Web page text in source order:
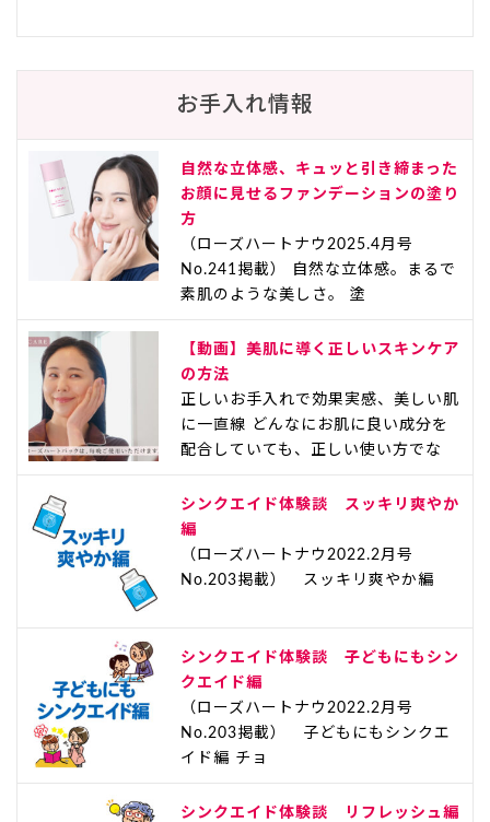
お手入れ情報
自然な立体感、キュッと引き締まった
お顔に見せるファンデーションの塗り
方
（ローズハートナウ2025.4月号
No.241掲載） 自然な立体感。まるで
素肌のような美しさ。 塗
【動画】美肌に導く正しいスキンケア
の方法
正しいお手入れで効果実感、美しい肌
に一直線 どんなにお肌に良い成分を
配合していても、正しい使い方でな
シンクエイド体験談 スッキリ爽やか
編
（ローズハートナウ2022.2月号
No.203掲載） スッキリ爽やか編
シンクエイド体験談 子どもにもシン
クエイド編
（ローズハートナウ2022.2月号
No.203掲載） 子どもにもシンクエ
イド編 チョ
シンクエイド体験談 リフレッシュ編